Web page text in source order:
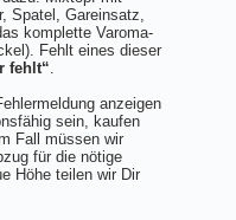
Spatel, Gareinsatz,
komplette Varoma-
Fehlt eines dieser
fehlt“
anzeigen
sein, kaufen
Fall müssen wir
für die nötige
Höhe teilen wir Dir